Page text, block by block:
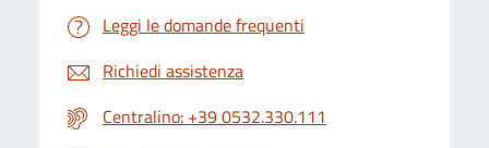
Leggi le domande frequenti
Richiedi assistenza
Centralino: +39 0532.330.111